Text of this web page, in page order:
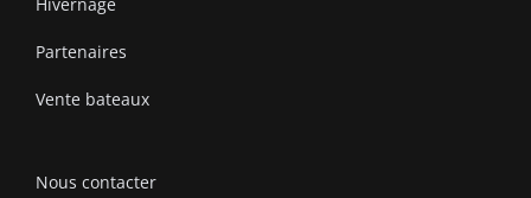
Partenaires
Vente bateaux
Nous contacter